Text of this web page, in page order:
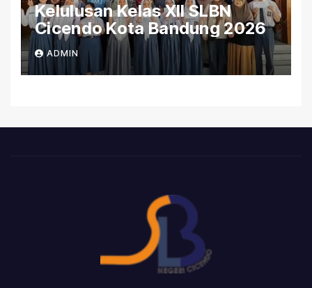
Kelulusan Kelas XII SLBN
Cicendo Kota Bandung 2026
ADMIN